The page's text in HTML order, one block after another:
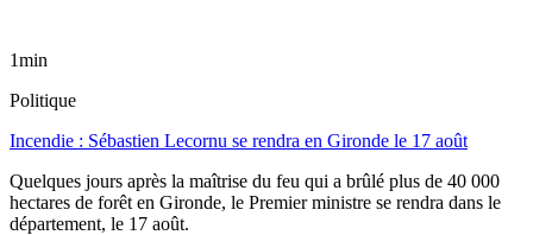
1min
Politique
Incendie : Sébastien Lecornu se rendra en Gironde le 17 août
Quelques jours après la maîtrise du feu qui a brûlé plus de 40 000
hectares de forêt en Gironde, le Premier ministre se rendra dans le
département, le 17 août.